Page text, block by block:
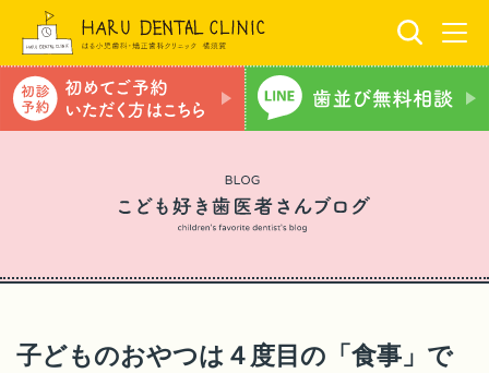
子どものおやつは４度目の「食事」で